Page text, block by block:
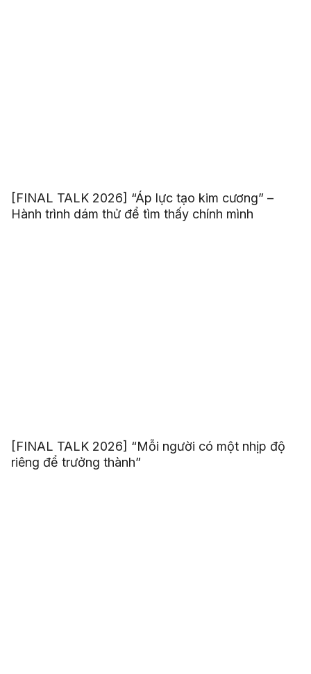
[FINAL TALK 2026] “Áp lực tạo kim cương” –
Hành trình dám thử để tìm thấy chính mình
[FINAL TALK 2026] “Mỗi người có một nhịp độ
riêng để trưởng thành”